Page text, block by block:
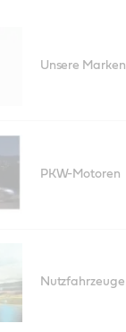
Unsere Marken
PKW-Motoren
Nutzfahrzeuge